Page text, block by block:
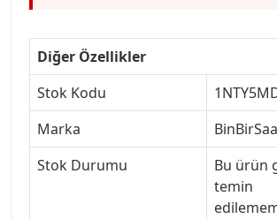
Diğer Özellikler
Stok Kodu
Marka
Stok Durumu
Bu ürün
temin